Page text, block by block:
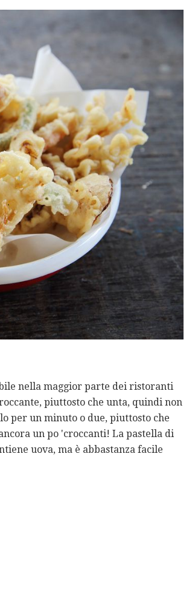
nella maggior parte dei ristoranti
piuttosto che unta, quindi non
per un minuto o due, piuttosto che
un po 'croccanti! La pastella di
uova, ma è abbastanza facile